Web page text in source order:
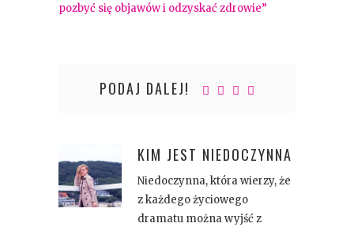
pozbyć się objawów i odzyskać zdrowie”
PODAJ DALEJ!
KIM JEST NIEDOCZYNNA
Niedoczynna, która wierzy, że
z każdego życiowego
dramatu można wyjść z